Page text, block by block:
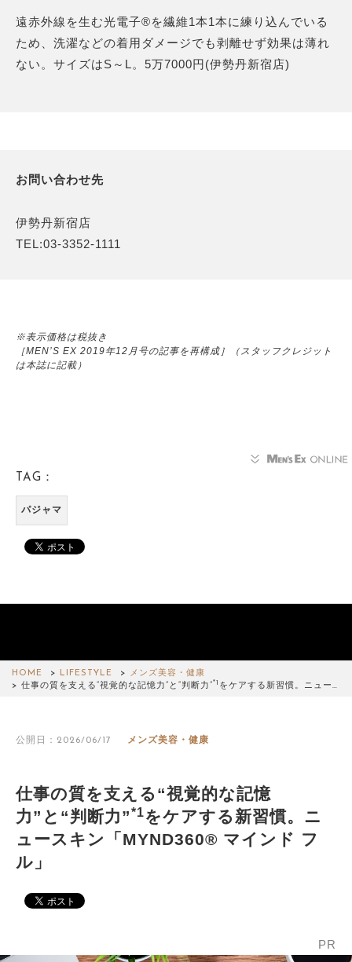
遠赤外線を生む光電子®を繊維1本1本に練り込んでいる
ため、洗濯などの着用ダメージでも剥離せず効果は薄れ
ない。サイズはS～L。5万7000円(伊勢丹新宿店)
お問い合わせ先
伊勢丹新宿店
TEL:03-3352-1111
※表示価格は税抜き
［MEN’S EX 2019年12月号の記事を再構成］（スタッフクレジット
は本誌に記載）
TAG：
パジャマ
HOME LIFESTYLE
メンズ美容・健康
仕事の質を支える“視覚的な記憶力”と“判断力”
*1 をケアする新習慣。ニュー…
公開日：2026/06/17 メンズ美容・健康
仕事の質を支える“視覚的な記憶
力”と“判断力”*1をケアする新習慣。ニ
ュースキン「MYND360® マインド フ
ル」
PR